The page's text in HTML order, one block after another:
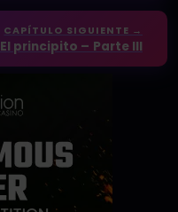
CAPÍTULO SIGUIENTE →
El principito – Parte III